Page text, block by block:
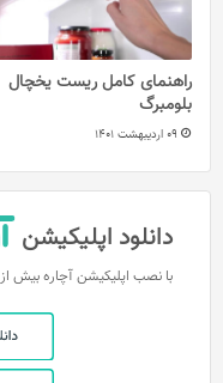
راهنمای کامل ریست یخچال
بلومبرگ
09 اردیبهشت 1401
دانلود اپلیکیشن
با نصب اپلیکیشن آچاره بیش از 256 خدمت مورد نیاز در جیب شماست.